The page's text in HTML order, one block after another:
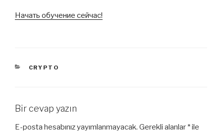
Начать обучение сейчас!
KATEGORILER
CRYPTO
Bir cevap yazın
E-posta hesabınız yayımlanmayacak. Gerekli alanlar *ile